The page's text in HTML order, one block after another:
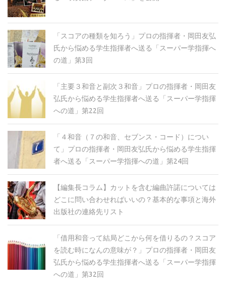
「スコアの種類を知ろう」プロの指揮者・岡田友弘
氏から悩める学生指揮者へ送る「スーパー学指揮へ
の道」第3回
「主要３和音と副次３和音」プロの指揮者・岡田友
弘氏から悩める学生指揮者へ送る「スーパー学指揮
への道」第22回
「４和音（７の和音、セブンス・コード）につい
て」プロの指揮者・岡田友弘氏から悩める学生指揮
者へ送る「スーパー学指揮への道」第24回
【編集長コラム】カットを含む編曲許諾については
どこに問い合わせればいいの？基本的な事項と海外
出版社の連絡先リスト
「借用和音って結局どこから何を借りるの？スコア
を読む時になんの意味が？」プロの指揮者・岡田友
弘氏から悩める学生指揮者へ送る「スーパー学指揮
への道」第32回